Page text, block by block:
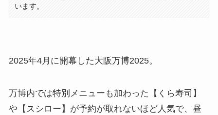
います。
2025年4月に開幕した大阪万博2025。
万博内では特別メニューも加わった【くら寿司】
や【スシロー】が予約が取れないほど人気で、昼